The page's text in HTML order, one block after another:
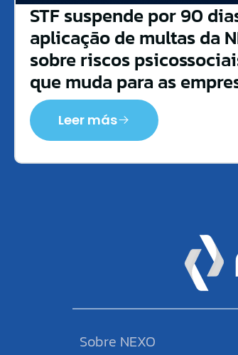
STF suspende por 90
aplicação de multas da
sobre riscos
que muda para as
Leer más
Sobre NEXO